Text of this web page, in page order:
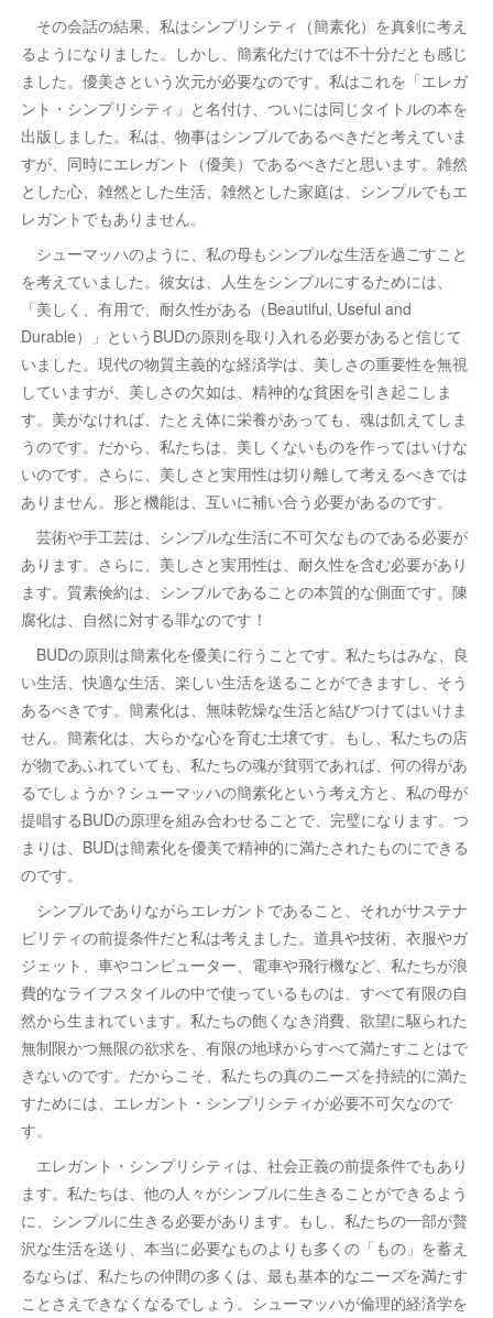
その会話の結果、私はシンプリシティ（簡素化）を真剣に考え
るようになりました。しかし、簡素化だけでは不十分だとも感じ
ました。優美さという次元が必要なのです。私はこれを「エレガ
ント・シンプリシティ」と名付け、ついには同じタイトルの本を
出版しました。私は、物事はシンプルであるべきだと考えていま
すが、同時にエレガント（優美）であるべきだと思います。雑然
とした心、雑然とした生活、雑然とした家庭は、シンプルでもエ
レガントでもありません。
シューマッハのように、私の母もシンプルな生活を過ごすこと
を考えていました。彼女は、人生をシンプルにするためには、
「美しく、有用で、耐久性がある（Beautiful, Useful and
Durable）」というBUDの原則を取り入れる必要があると信じて
いました。現代の物質主義的な経済学は、美しさの重要性を無視
していますが、美しさの欠如は、精神的な貧困を引き起こしま
す。美がなければ、たとえ体に栄養があっても、魂は飢えてしま
うのです。だから、私たちは、美しくないものを作ってはいけな
いのです。さらに、美しさと実用性は切り離して考えるべきでは
ありません。形と機能は、互いに補い合う必要があるのです。
芸術や手工芸は、シンプルな生活に不可欠なものである必要が
あります。さらに、美しさと実用性は、耐久性を含む必要があり
ます。質素倹約は、シンプルであることの本質的な側面です。陳
腐化は、自然に対する罪なのです！
BUDの原則は簡素化を優美に行うことです。私たちはみな、良
い生活、快適な生活、楽しい生活を送ることができますし、そう
あるべきです。簡素化は、無味乾燥な生活と結びつけてはいけま
せん。簡素化は、大らかな心を育む土壌です。もし、私たちの店
が物であふれていても、私たちの魂が貧弱であれば、何の得があ
るでしょうか？シューマッハの簡素化という考え方と、私の母が
提唱するBUDの原理を組み合わせることで、完璧になります。つ
まりは、BUDは簡素化を優美で精神的に満たされたものにできる
のです。
シンプルでありながらエレガントであること、それがサステナ
ビリティの前提条件だと私は考えました。道具や技術、衣服やガ
ジェット、車やコンピューター、電車や飛行機など、私たちが浪
費的なライフスタイルの中で使っているものは、すべて有限の自
然から生まれています。私たちの飽くなき消費、欲望に駆られた
無制限かつ無限の欲求を、有限の地球からすべて満たすことはで
きないのです。だからこそ、私たちの真のニーズを持続的に満た
すためには、エレガント・シンプリシティが必要不可欠なので
す。
エレガント・シンプリシティは、社会正義の前提条件でもあり
ます。私たちは、他の人々がシンプルに生きることができるよう
に、シンプルに生きる必要があります。もし、私たちの一部が贅
沢な生活を送り、本当に必要なものよりも多くの「もの」を蓄え
るならば、私たちの仲間の多くは、最も基本的なニーズを満たす
ことさえできなくなるでしょう。シューマッハが倫理的経済学を